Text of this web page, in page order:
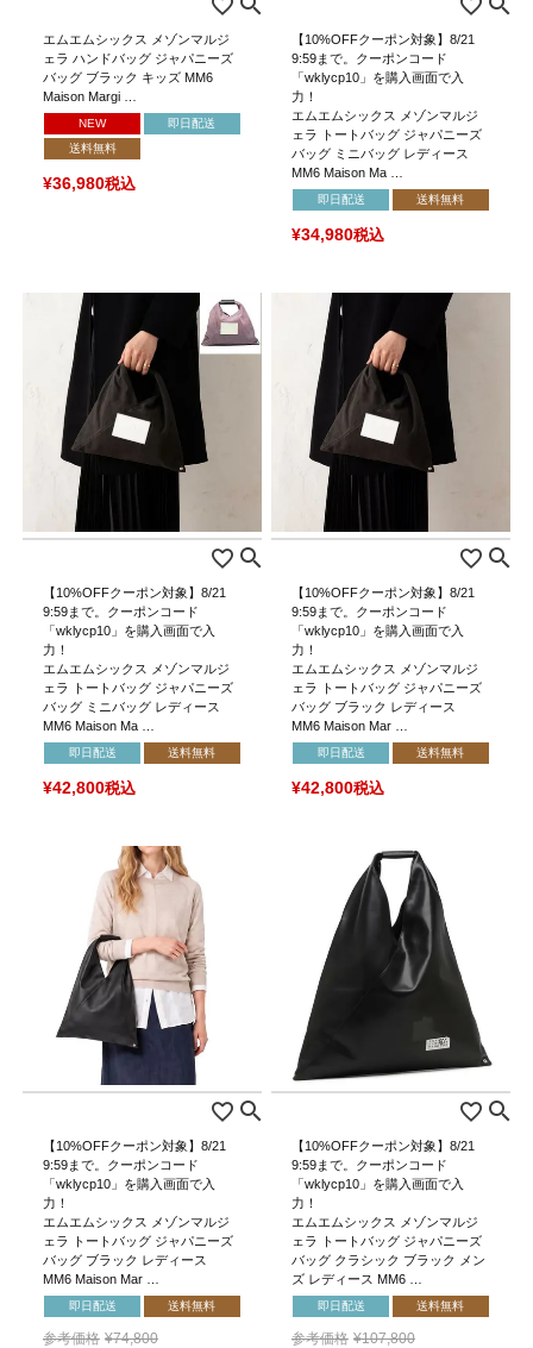
エムエムシックス メゾンマルジ
ェラ ハンドバッグ ジャパニーズ
バッグ ブラック キッズ MM6
Maison Margi …
NEW
即日配送
送料無料
¥36,980税込
【10%OFFクーポン対象】8/21
9:59まで。クーポンコード
「wklycp10」を購入画面で入
力！
エムエムシックス メゾンマルジ
ェラ トートバッグ ジャパニーズ
バッグ ミニバッグ レディース
MM6 Maison Ma …
即日配送 送料無料
¥34,980税込
【10%OFFクーポン対象】8/21
9:59まで。クーポンコード
「wklycp10」を購入画面で入
力！
エムエムシックス メゾンマルジ
ェラ トートバッグ ジャパニーズ
バッグ ミニバッグ レディース
MM6 Maison Ma …
即日配送 送料無料
¥42,800税込
【10%OFFクーポン対象】8/21
9:59まで。クーポンコード
「wklycp10」を購入画面で入
力！
エムエムシックス メゾンマルジ
ェラ トートバッグ ジャパニーズ
バッグ ブラック レディース
MM6 Maison Mar …
即日配送 送料無料
¥42,800税込
【10%OFFクーポン対象】8/21
9:59まで。クーポンコード
「wklycp10」を購入画面で入
力！
エムエムシックス メゾンマルジ
ェラ トートバッグ ジャパニーズ
バッグ ブラック レディース
MM6 Maison Mar …
即日配送 送料無料
参考価格 ¥74,800
【10%OFFクーポン対象】8/21
9:59まで。クーポンコード
「wklycp10」を購入画面で入
力！
エムエムシックス メゾンマルジ
ェラ トートバッグ ジャパニーズ
バッグ クラシック ブラック メン
ズ レディース MM6 …
即日配送 送料無料
参考価格 ¥107,800